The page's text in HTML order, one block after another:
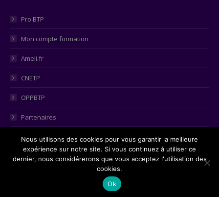
Pro BTP
Mon compte formation
Ameli.fr
CNETP
OPPBTP
Partenaires
Consulter le tableau égalité hommes-femmes
Web Communication
Mentions légales
Nous utilisons des cookies pour vous garantir la meilleure
expérience sur notre site. Si vous continuez à utiliser ce
dernier, nous considérerons que vous acceptez l'utilisation des
cookies.
Ok